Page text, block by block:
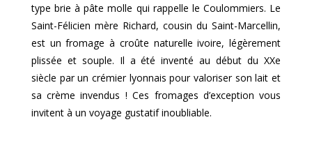
type brie à pâte molle qui rappelle le Coulommiers. Le
Saint-Félicien mère Richard, cousin du Saint-Marcellin,
est un fromage à croûte naturelle ivoire, légèrement
plissée et souple. Il a été inventé au début du XXe
siècle par un crémier lyonnais pour valoriser son lait et
sa crème invendus ! Ces fromages d’exception vous
invitent à un voyage gustatif inoubliable.